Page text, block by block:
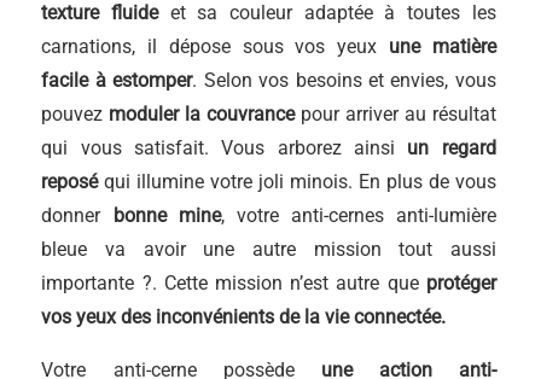
texture fluideet sa couleur adaptée à toutes les
carnations, il dépose sous vos yeux une matière
facile à estomper. Selon vos besoins et envies, vous
pouvez moduler la couvrancepour arriver au résultat
qui vous satisfait. Vous arborez ainsi un regard
reposéqui illumine votre joli minois. En plus de vous
donner bonne mine, votre anti-cernes anti-lumière
bleue va avoir une autre mission tout aussi
importante ?. Cette mission n’est autre que protéger
vos yeux des inconvénients de la vie connectée.
Votre anti-cerne possède une action anti-